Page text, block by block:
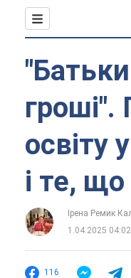
гроші".
освіту
і те, що
Ірена Ремик
1.04.2025 04:02
116